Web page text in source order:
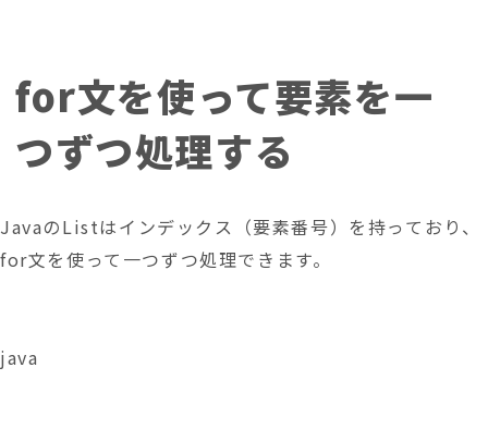
for文を使って要素を一
つずつ処理する
JavaのListはインデックス（要素番号）を持っており、
for文を使って一つずつ処理できます。
java